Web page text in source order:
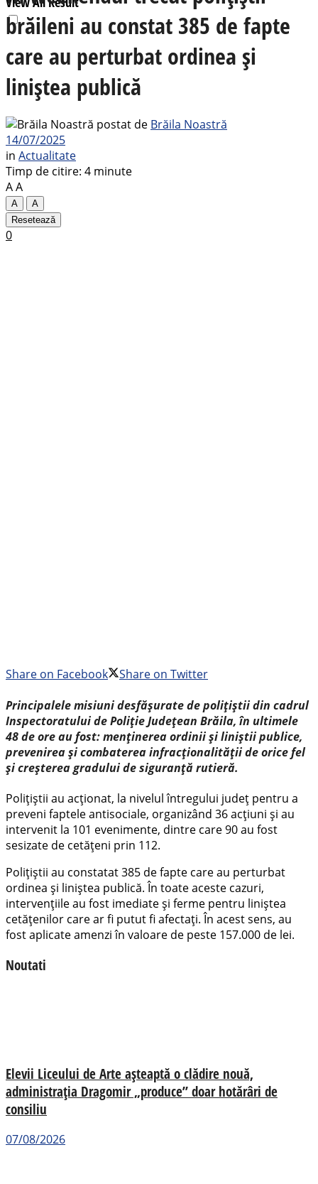
brăileni au constat 385 de fapte
care au perturbat ordinea și
liniștea publică
postat de Brăila Noastră
14/07/2025
in Actualitate
Timp de citire: 4 minute
AA
A
A
Resetează
0
Share on Facebook
Share on Twitter
Principalele misiuni desfășurate de polițiștii din cadrul
Inspectoratului de Poliție Județean Brăila, în ultimele
48 de ore au fost: menținerea ordinii și liniștii publice,
prevenirea și combaterea infracționalității de orice fel
și creșterea gradului de siguranță rutieră.
Polițiștii au acționat, la nivelul întregului județ pentru a
preveni faptele antisociale, organizând 36 acțiuni și au
intervenit la 101 evenimente, dintre care 90 au fost
sesizate de cetățeni prin 112.
Polițiștii au constatat 385 de fapte care au perturbat
ordinea și liniștea publică. În toate aceste cazuri,
intervențiile au fost imediate și ferme pentru liniștea
cetățenilor care ar fi putut fi afectați. În acest sens, au
fost aplicate amenzi în valoare de peste 157.000 de lei.
Noutati
Elevii Liceului de Arte așteaptă o clădire nouă,
administrația Dragomir „produce” doar hotărâri de
consiliu
07/08/2026